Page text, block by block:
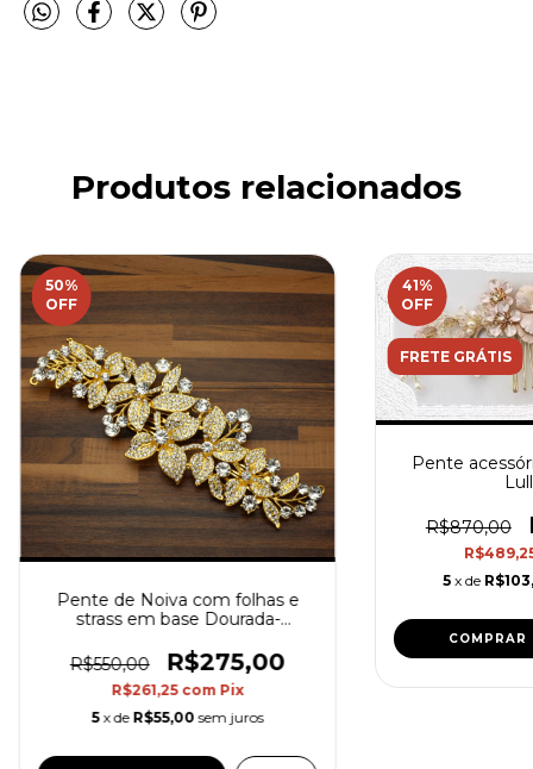
Produtos relacionados
50%
OFF
Pente de Noiva com folhas e
strass em base Dourada-
R$550,00
R$275,00
R$261,25 com Pix
5 x de R$55,00 sem juros
41%
OFF
FRETE GRÁTIS
Pente
R$870,00
5 x de